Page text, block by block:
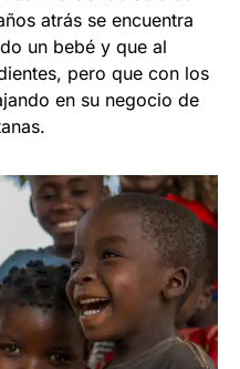
atrás se encuentra
un bebé y que al
pero que con los
en su negocio de